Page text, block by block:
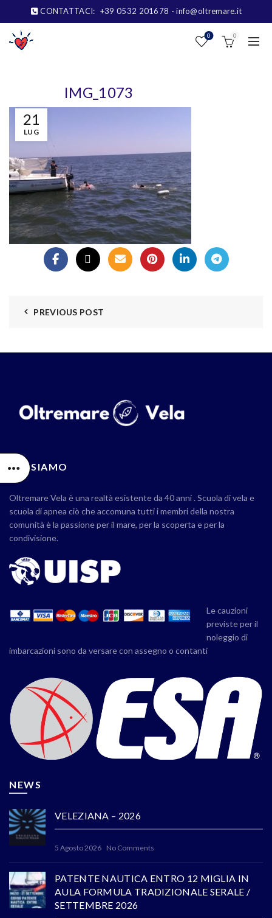
CONTATTACI: +39 0532 201678 - info@oltremare.it
0 0
21
LUG
IMG_1073
PREVIOUS POST
CHI SIAMO
Oltremare Vela è una realtà esistente da 40 anni . Scuola di vela e
scuola di apnea ciò che accomuna tutti i membri della nostra
comunità è la passione per il mare, per la scoperta e per la
condivisione.
Le cauzioni
previste per il
noleggio di
imbarcazioni sono da versare con assegno o contanti
NEWS
VELEZIANA – 2026
5 Agosto 2026 No Comments
PATENTE NAUTICA ENTRO 12 MIGLIA IN
AULA FORMULA TRADIZIONALE SERALE /
SETTEMBRE 2026